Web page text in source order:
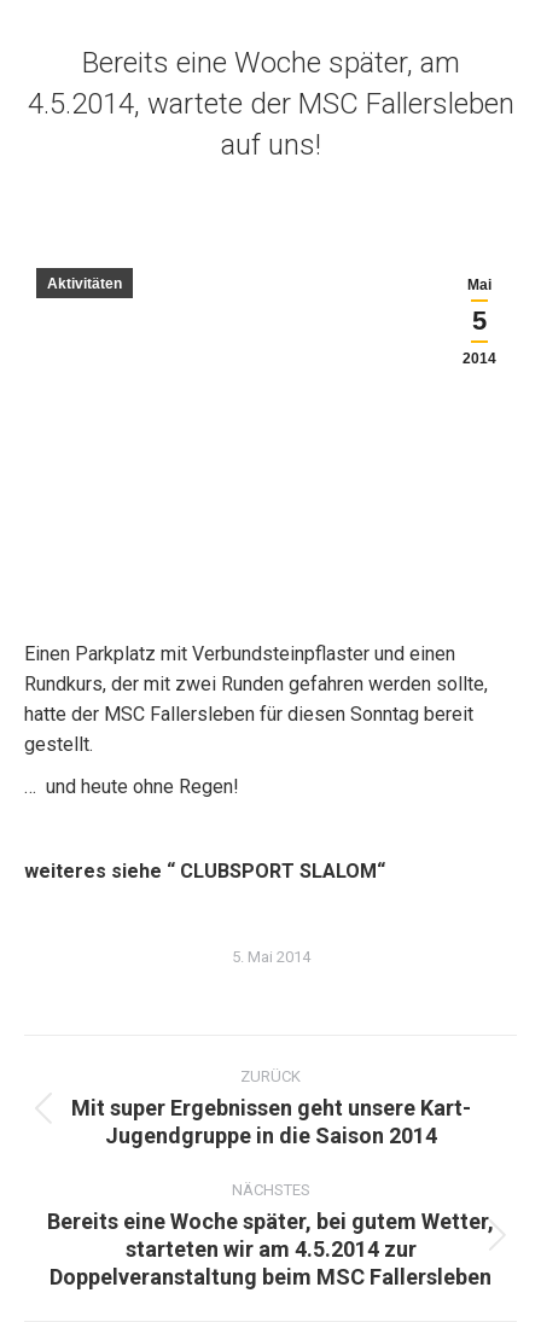
Bereits eine Woche später, am
4.5.2014, wartete der MSC Fallersleben
auf uns!
Mai
5
2014
Aktivitäten
Einen Parkplatz mit Verbundsteinpflaster und einen
Rundkurs, der mit zwei Runden gefahren werden sollte,
hatte der MSC Fallersleben für diesen Sonntag bereit
gestellt.
… und heute ohne Regen!
weiteres siehe “ CLUBSPORT SLALOM“
5. Mai 2014
ZURÜCK
Vorheriger
Beitrag:
Mit super Ergebnissen geht unsere Kart-
Jugendgruppe in die Saison 2014
NÄCHSTES
Nächster
Beitrag:
Bereits eine Woche später, bei gutem Wetter,
starteten wir am 4.5.2014 zur
Doppelveranstaltung beim MSC Fallersleben